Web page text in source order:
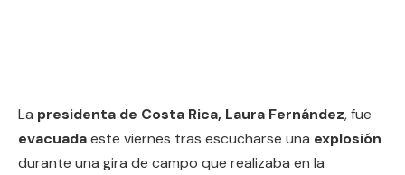
La presidenta de Costa Rica, Laura Fernández, fue
evacuadaeste viernes tras escucharse una explosión
durante una gira de campo que realizaba en la